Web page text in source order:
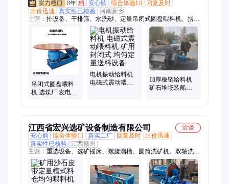
8年 档 安心购 综合体验L0
回复及时
出价迅速
真实性已核验 河南新乡
主营： 排设备、干排筛、水洗砂、定量吊闭式圆盘喂料机、捞砂
机、分离机、振动筛、脱水机、输送机、筛石头、泥石土、回收
机、洗砂机、石头槽、洗沙机、脱水斗、气流筛、板链斗、水洗
沙、石英粉、石英砂、提升机、链板机、摇摆筛、输送量、滚轴
吊闭式圆盘喂料
机 选煤厂 发电厂
电机振动给料机
电磁式震动喂料
加厚板链给料机
矿石堆场装船用
江西省宏兴选矿设备制造有限公司
洽谈
安心购
综合体验L1 真实工厂 回复及时 出价迅速
真实性已核验 江西赣州
主营： 重选设备、选矿摇床、螺旋溜槽、圆筒洗矿机、双轴洗矿
机、轮斗洗沙机、圆盘给料机、螺旋洗沙机、槽式给料机、螺旋
分级机、球磨分级一体机、摆式给料机、球磨机、细沙回收机、
振动筛、跳汰机、振动洗金机、淘金设备、筛分设备、滚筒洗金